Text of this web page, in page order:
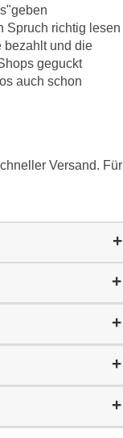
Spruch richtig lesen
bezahlt und die
geguckt
auch schon
Versand. Für